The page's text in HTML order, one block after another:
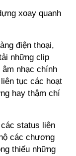
xoay quanh
điện thoại,
những clip
âm nhạc chính
tục các hoạt
hay thậm chí
status liên
các chương
thiếu những